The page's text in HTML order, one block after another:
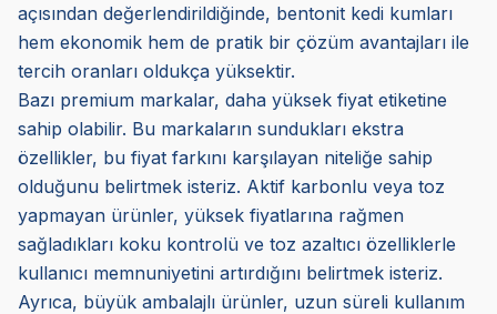
açısından değerlendirildiğinde, bentonit kedi kumları
hem ekonomik hem de pratik bir çözüm avantajları ile
tercih oranları oldukça yüksektir.
Bazı premium markalar, daha yüksek fiyat etiketine
sahip olabilir. Bu markaların sundukları ekstra
özellikler, bu fiyat farkını karşılayan niteliğe sahip
olduğunu belirtmek isteriz. Aktif karbonlu veya toz
yapmayan ürünler, yüksek fiyatlarına rağmen
sağladıkları koku kontrolü ve toz azaltıcı özelliklerle
kullanıcı memnuniyetini artırdığını belirtmek isteriz.
Ayrıca, büyük ambalajlı ürünler, uzun süreli kullanım